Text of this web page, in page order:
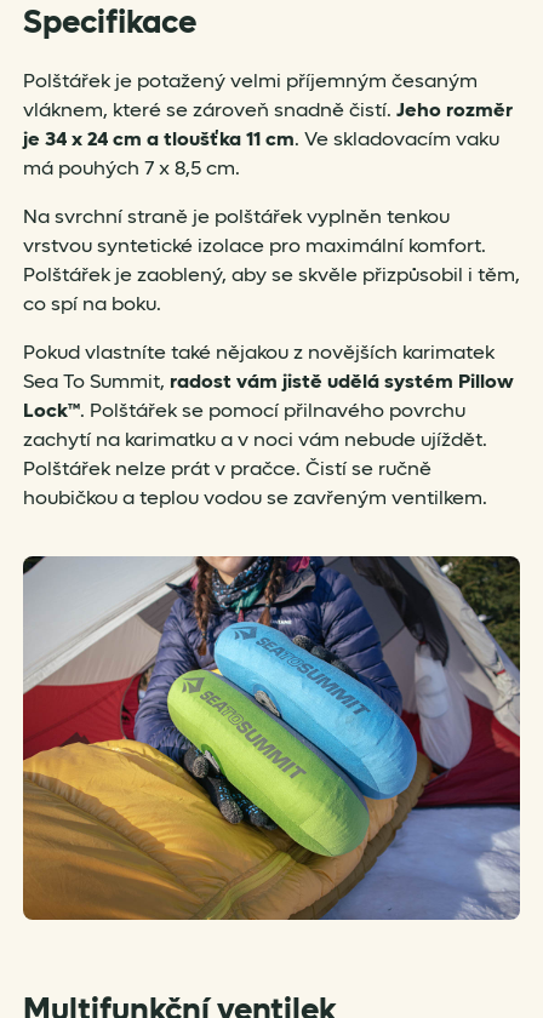
Specifikace
Polštářek je potažený velmi příjemným česaným
vláknem, které se zároveň snadně čistí. Jeho rozměr
je 34 x 24 cm a tloušťka 11 cm. Ve skladovacím vaku
má pouhých 7 x 8,5 cm.
Na svrchní straně je polštářek vyplněn tenkou
vrstvou syntetické izolace pro maximální komfort.
Polštářek je zaoblený, aby se skvěle přizpůsobil i těm,
co spí na boku.
Pokud vlastníte také nějakou z novějších karimatek
Sea To Summit, radost vám jistě udělá systém Pillow
Lock™. Polštářek se pomocí přilnavého povrchu
zachytí na karimatku a v noci vám nebude ujíždět.
Polštářek nelze prát v pračce. Čistí se ručně
houbičkou a teplou vodou se zavřeným ventilkem.